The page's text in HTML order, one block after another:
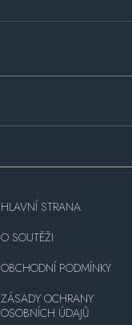
HLAVNÍ STRANA
O SOUTĚŽI
OBCHODNÍ PODMÍNKY
ZÁSADY OCHRANY
OSOBNÍCH ÚDAJŮ